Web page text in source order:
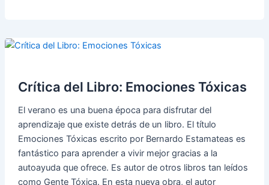
Crítica del Libro: Emociones Tóxicas
El verano es una buena época para disfrutar del
aprendizaje que existe detrás de un libro. El título
Emociones Tóxicas escrito por Bernardo Estamateas es
fantástico para aprender a vivir mejor gracias a la
autoayuda que ofrece. Es autor de otros libros tan leídos
como Gente Tóxica. En esta nueva obra, el autor